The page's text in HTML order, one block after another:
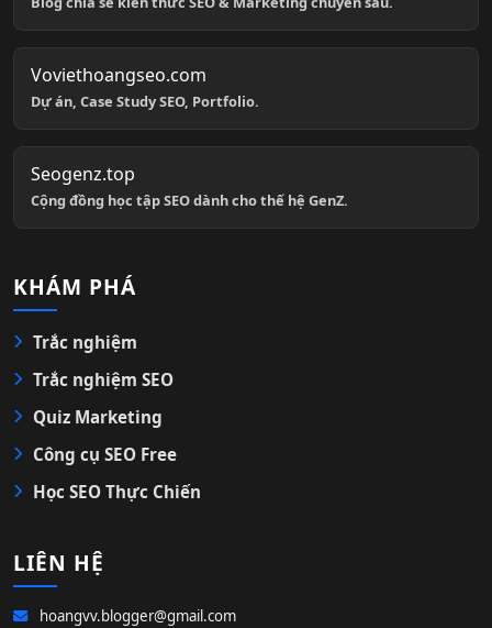
Voviethoangseo.com
Dự án, Case Study SEO, Portfolio.
Seogenz.top
Cộng đồng học tập SEO dành cho thế hệ GenZ.
KHÁM PHÁ
Trắc nghiệm
Trắc nghiệm SEO
Quiz Marketing
Công cụ SEO Free
Học SEO Thực Chiến
LIÊN HỆ
hoangvv.blogger@gmail.com